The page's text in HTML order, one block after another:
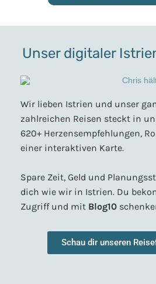
Unser digitaler
Wir lieben Istrien und unser
zahlreichen Reisen steckt in
620+ Herzensempfehlungen,
einer interaktiven Karte.
Spare Zeit, Geld und
dich wie wir in Istrien. Du
Zugriff und mit Blog10
Schau dir unseren